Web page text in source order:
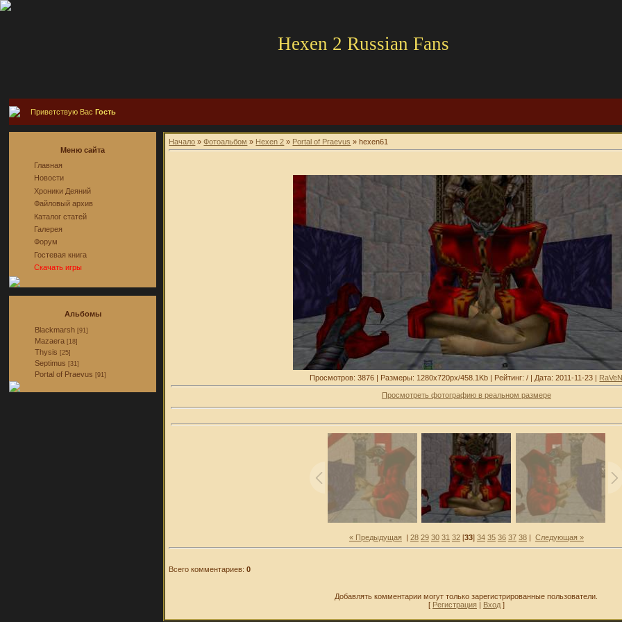
Hexen 2 Russian Fans
Приветствую ВасГость
Меню сайта
Главная
Новости
Хроники Деяний
Файловый архив
Каталог статей
Галерея
Форум
Гостевая книга
Скачать игры
Альбомы
Blackmarsh [91]
Mazaera [18]
Thysis [25]
Septimus [31]
Portal of Praevus [91]
Начало »Фотоальбом » Hexen 2 » Portal of Praevus » hexen61
Просмотров: 3876 | Размеры: 1280x720px/458.1Kb | Рейтинг: / | Дата: 2011-11-23 |
Просмотреть фотографию в реальном размере
« Предыдущая | 28 29 30 31 32[33] 34 35 36 37 38| Следующая »
Всего комментариев:0
Добавлять комментарии могут только зарегистрированные пользователи.
[ Регистрация Вход]